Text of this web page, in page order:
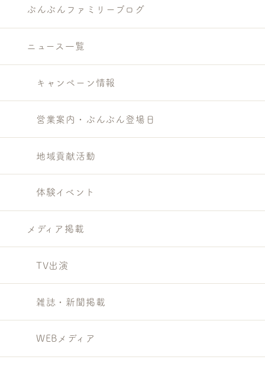
ぶんぶんファミリーブログ
ニュース一覧
キャンペーン情報
営業案内・ぶんぶん登場日
地域貢献活動
体験イベント
メディア掲載
TV出演
雑誌・新聞掲載
WEBメディア